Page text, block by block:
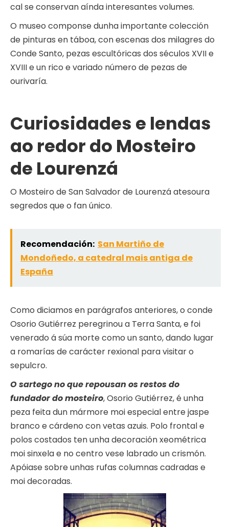
cal se conservan aínda interesantes volumes.
O museo componse dunha importante colección
de pinturas en táboa, con escenas dos milagres do
Conde Santo, pezas escultóricas dos séculos XVII e
XVIII e un rico e variado número de pezas de
ourivaría.
Curiosidades e lendas
ao redor do Mosteiro
de Lourenzá
O Mosteiro de San Salvador de Lourenzá atesoura
segredos que o fan único.
Recomendación: San Martiño de
Mondoñedo, a catedral mais antiga de
España
Como diciamos en parágrafos anteriores, o conde
Osorio Gutiérrez peregrinou a Terra Santa, e foi
venerado á súa morte como un santo, dando lugar
a romarías de carácter rexional para visitar o
sepulcro.
O sartego no que repousan os restos do
fundador do mosteiro, Osorio Gutiérrez, é unha
peza feita dun mármore moi especial entre jaspe
branco e cárdeno con vetas azuis. Polo frontal e
polos costados ten unha decoración xeométrica
moi sinxela e no centro vese labrado un crismón.
Apóiase sobre unhas rufas columnas cadradas e
moi decoradas.